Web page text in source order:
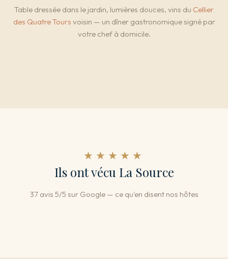
Table dressée dans le jardin, lumières douces, vins du Cellier
des Quatre Tours voisin — un dîner gastronomique signé par
votre chef à domicile.
★★★★★
Ils ont vécu La Source
37 avis 5/5 sur Google — ce qu'en disent nos hôtes